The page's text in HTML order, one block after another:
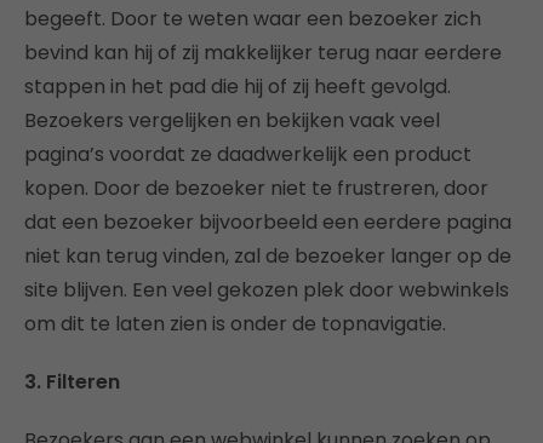
begeeft. Door te weten waar een bezoeker zich
bevind kan hij of zij makkelijker terug naar eerdere
stappen in het pad die hij of zij heeft gevolgd.
Bezoekers vergelijken en bekijken vaak veel
pagina’s voordat ze daadwerkelijk een product
kopen. Door de bezoeker niet te frustreren, door
dat een bezoeker bijvoorbeeld een eerdere pagina
niet kan terug vinden, zal de bezoeker langer op de
site blijven. Een veel gekozen plek door webwinkels
om dit te laten zien is onder de topnavigatie.
3. Filteren